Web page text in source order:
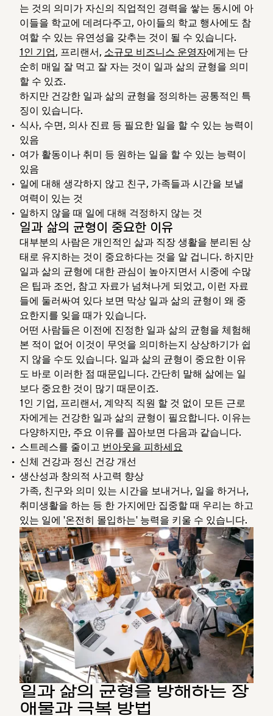
는 것의 의미가 자신의 직업적인 경력을 쌓는 동시에 아
이들을 학교에 데려다주고, 아이들의 학교 행사에도 참
여할 수 있는 유연성을 갖추는 것이 될 수 있습니다.
1인 기업, 프리랜서, 소규모 비즈니스 운영자에게는 단
순히 매일 잘 먹고 잘 자는 것이 일과 삶의 균형을 의미
할 수 있죠.
하지만 건강한 일과 삶의 균형을 정의하는 공통적인 특
징이 있습니다.
식사, 수면, 의사 진료 등 필요한 일을 할 수 있는 능력이
있음
여가 활동이나 취미 등 원하는 일을 할 수 있는 능력이
있음
일에 대해 생각하지 않고 친구, 가족들과 시간을 보낼
여력이 있는 것
일하지 않을 때 일에 대해 걱정하지 않는 것
일과 삶의 균형이 중요한 이유
대부분의 사람은 개인적인 삶과 직장 생활을 분리된 상
태로 유지하는 것이 중요하다는 것을 알 겁니다. 하지만
일과 삶의 균형에 대한 관심이 높아지면서 시중에 수많
은 팁과 조언, 참고 자료가 넘쳐나게 되었고, 이런 자료
들에 둘러싸여 있다 보면 막상 일과 삶의 균형이 왜 중
요한지를 잊을 때가 있습니다.
어떤 사람들은 이전에 진정한 일과 삶의 균형을 체험해
본 적이 없어 이것이 무엇을 의미하는지 상상하기가 쉽
지 않을 수도 있습니다. 일과 삶의 균형이 중요한 이유
도 바로 이러한 점 때문입니다. 간단히 말해 삶에는 일
보다 중요한 것이 많기 때문이죠.
1인 기업, 프리랜서, 계약직 직원 할 것 없이 모든 근로
자에게는 건강한 일과 삶의 균형이 필요합니다. 이유는
다양하지만, 주요 이유를 꼽아보면 다음과 같습니다.
스트레스를 줄이고 번아웃을 피하세요
신체 건강과 정신 건강 개선
생산성과 창의적 사고력 향상
가족, 친구와 의미 있는 시간을 보내거나, 일을 하거나,
취미생활을 하는 등 한 가지에만 집중할 때 우리는 하고
있는 일에 '온전히 몰입하는' 능력을 키울 수 있습니다.
일과 삶의 균형을 방해하는 장
애물과 극복 방법